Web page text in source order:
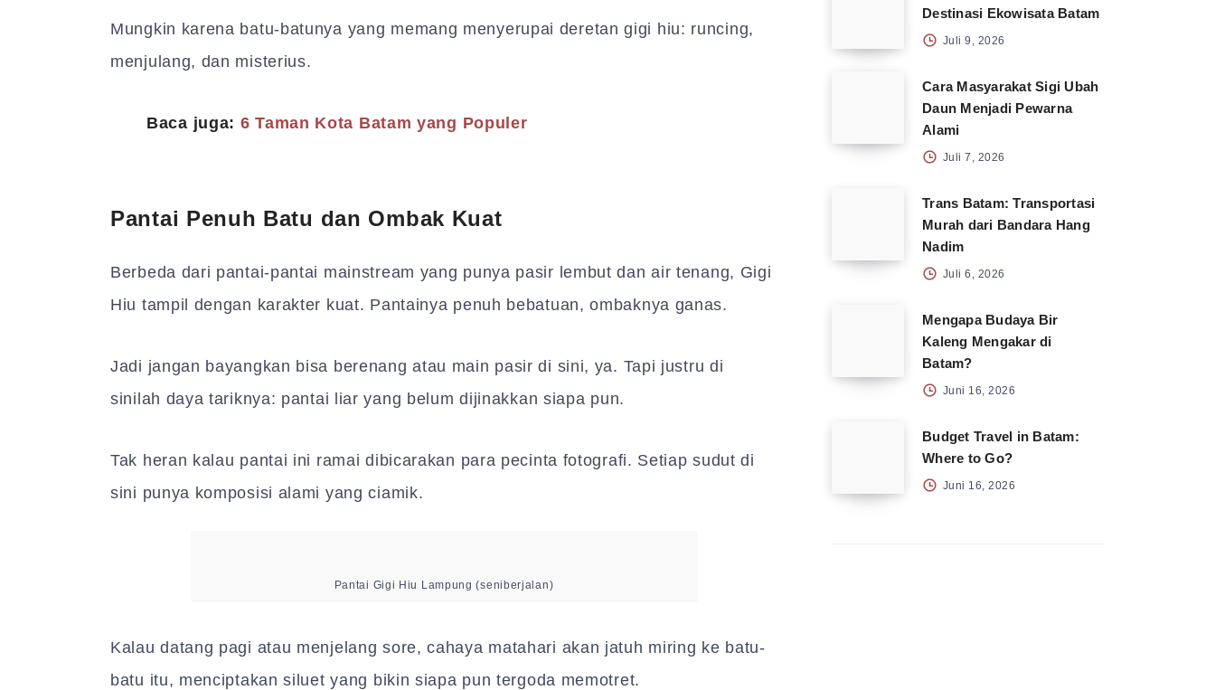
Mungkin karena batu-batunya yang memang menyerupai deretan gigi hiu: runcing,
menjulang, dan misterius.
Baca juga: 6 Taman Kota Batam yang Populer
Pantai Penuh Batu dan Ombak Kuat
Berbeda dari pantai-pantai mainstream yang punya pasir lembut dan air tenang, Gigi
Hiu tampil dengan karakter kuat. Pantainya penuh bebatuan, ombaknya ganas.
Jadi jangan bayangkan bisa berenang atau main pasir di sini, ya. Tapi justru di
sinilah daya tariknya: pantai liar yang belum dijinakkan siapa pun.
Tak heran kalau pantai ini ramai dibicarakan para pecinta fotografi. Setiap sudut di
sini punya komposisi alami yang ciamik.
Pantai Gigi Hiu Lampung (seniberjalan)
Kalau datang pagi atau menjelang sore, cahaya matahari akan jatuh miring ke batu-
batu itu, menciptakan siluet yang bikin siapa pun tergoda memotret.
Destinasi Ekowisata Batam
Juli 9, 2026
Cara Masyarakat Sigi Ubah
Daun Menjadi Pewarna
Alami
Juli 7, 2026
Trans Batam: Transportasi
Murah dari Bandara Hang
Nadim
Juli 6, 2026
Mengapa Budaya Bir
Kaleng Mengakar di
Batam?
Juni 16, 2026
Budget Travel in Batam:
Where to Go?
Juni 16, 2026